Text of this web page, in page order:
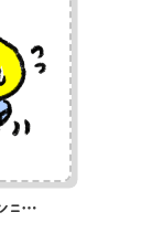
リュックを背負ってランニングするひよこのイラスト